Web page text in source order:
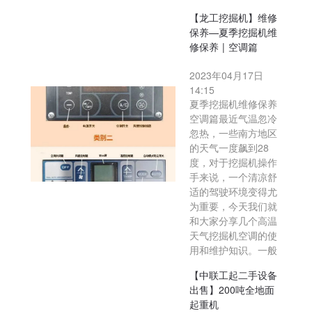
【龙工挖掘机】维修
保养—夏季挖掘机维
修保养 | 空调篇
2023年04月17日
14:15
夏季挖掘机维修保养
空调篇最近气温忽冷
忽热，一些南方地区
的天气一度飙到28
度，对于挖掘机操作
手来说，一个清凉舒
适的驾驶环境变得尤
为重要，今天我们就
和大家分享几个高温
天气挖掘机空调的使
用和维护知识。一般
【中联工起二手设备
出售】200吨全地面
起重机